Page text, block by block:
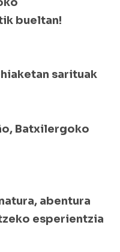
bueltan!
sarituak
Batxilergoko
abentura
esperientzia